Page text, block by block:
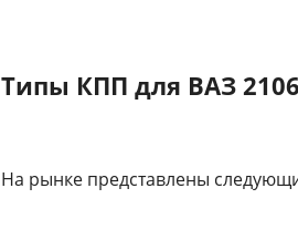
Типы КПП для ВАЗ 2106
На рынке представлены